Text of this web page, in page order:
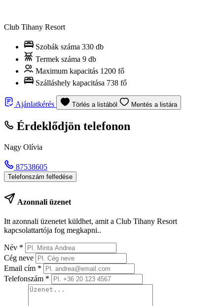
Club Tihany Resort
Szobák száma 330 db
Termek száma 9 db
Maximum kapacitás 1200 fő
Szálláshely kapacitása 738 fő
Ajánlatkérés Törlés a listából Mentés a listára
Érdeklődjön telefonon
Nagy Olívia
87538605
Telefonszám felfedése
Azonnali üzenet
Itt azonnali üzenetet küldhet, amit a Club Tihany Resort
kapcsolattartója fog megkapni..
Név *
Cég neve
Email cím *
Telefonszám *